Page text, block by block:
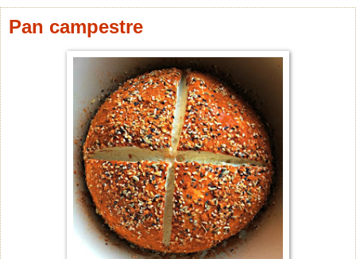
Pan campestre